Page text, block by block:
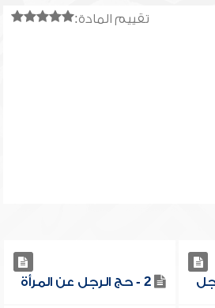
تقييم المادة:
2 - حج الرجل عن المرأة